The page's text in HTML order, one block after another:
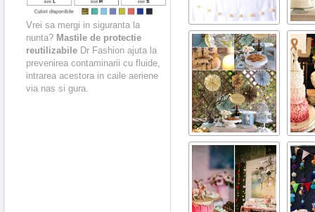
Vrei sa mergi in siguranta la
nunta? Mastile de protectie
reutilizabile Dr Fashion ajuta la
prevenirea contaminarii cu fluide,
intrarea acestora in caile aeriene
via nas si gura.